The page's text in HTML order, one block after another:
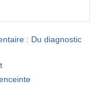
: Du diagnostic